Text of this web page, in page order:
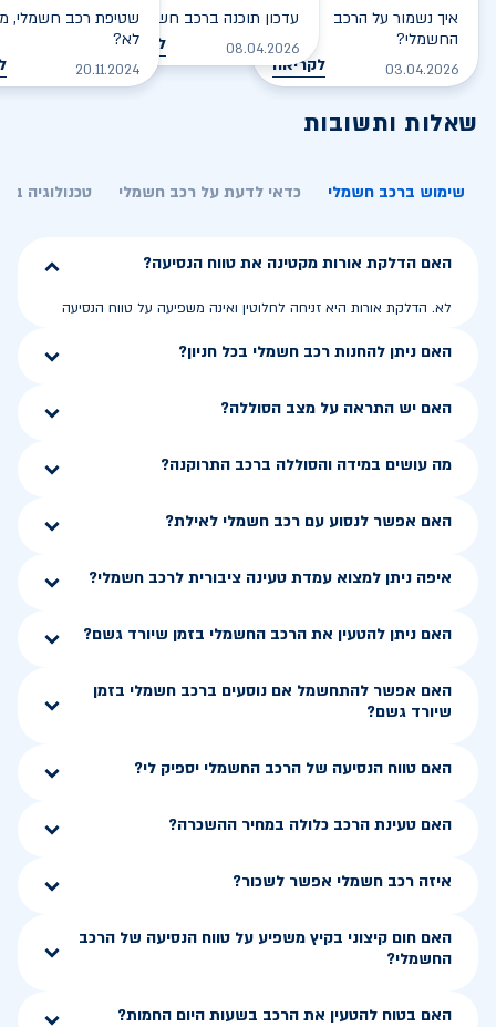
איך נשמור על הרכב
החשמלי?
03.04.2026 לקריאה
עדכון תוכנה ברכב חשמלי
08.04.2026 לקריאה
שטיפת רכב חשמלי,
לא?
20.11.2024
שאלות ותשובות
שימוש ברכב חשמלי כדאי לדעת על רכב חשמלי טכנולוגיה
האם הדלקת אורות מקטינה את טווח הנסיעה?
לא. הדלקת אורות היא זניחה לחלוטין ואינה משפיעה על טווח הנסיעה
האם ניתן להחנות רכב חשמלי בכל חניון?
האם יש התראה על מצב הסוללה?
מה עושים במידה והסוללה ברכב התרוקנה?
האם אפשר לנסוע עם רכב חשמלי לאילת?
איפה ניתן למצוא עמדת טעינה ציבורית לרכב חשמלי?
האם ניתן להטעין את הרכב החשמלי בזמן שיורד גשם?
האם אפשר להתחשמל אם נוסעים ברכב חשמלי בזמן
שיורד גשם?
האם טווח הנסיעה של הרכב החשמלי יספיק לי?
האם טעינת הרכב כלולה במחיר ההשכרה?
איזה רכב חשמלי אפשר לשכור?
האם חום קיצוני בקיץ משפיע על טווח הנסיעה של הרכב
החשמלי?
האם בטוח להטעין את הרכב בשעות היום החמות?